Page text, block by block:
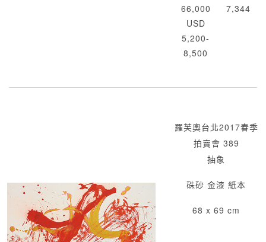
66,000
USD
5,200-
8,500
7,344
羅芙奧台北2017春季
拍賣會 389
抽象
硃砂 金漆 紙本
68 x 69 cm